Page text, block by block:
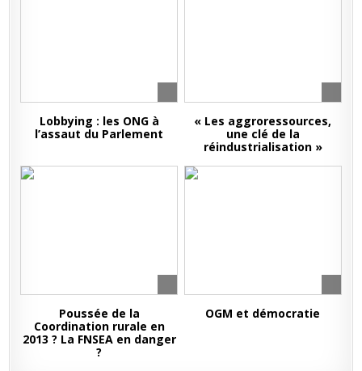
Lobbying : les ONG à
l’assaut du Parlement
« Les aggroressources,
une clé de la
réindustrialisation »
Poussée de la
Coordination rurale en
2013 ? La FNSEA en danger
?
OGM et démocratie